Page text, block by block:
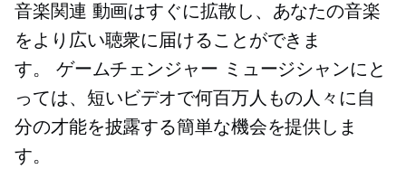
音楽関連 動画はすぐに拡散し、あなたの音楽
をより広い聴衆に届けることができま
す。 ゲームチェンジャー ミュージシャンにと
っては、短いビデオで何百万人もの人々に自
分の才能を披露する簡単な機会を提供しま
す。